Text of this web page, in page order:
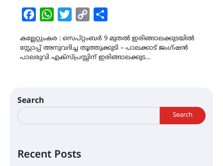
FacebookWhatsAppTwitterCopy
കല്ലേറ്റുംകര : സെപ്റ്റംബർ 9 മുതൽ ഇരിങ്ങാലക്കുടയിൽ
സ്റ്റോപ്പ് അനുവദിച്ച തൂത്തുക്കുടി – പാലക്കാട് ജംഗ്ഷന്‍
പാലരുവി എക്സ്പ്രസ്സിന് ഇരിങ്ങാലക്കുട…
Search
Search
Recent Posts